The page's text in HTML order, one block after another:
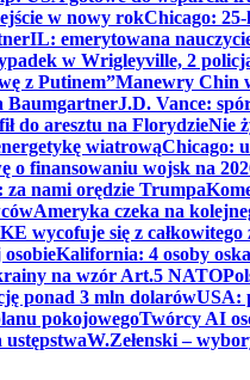
w nowy rokChicago:
IL: emerytowana
w Wrigleyville, 2
z Putinem”Manewry Chin
BaumgartnerJ.D. Vance:
do aresztu na FlorydzieNie
wiatrowąChicago:
o finansowaniu wojsk na
za nami orędzie Trumpa
Ameryka czeka na
KE wycofuje się z
Kalifornia: 4 osoby
na wzór Art.5 NATO
ponad 3 mln dolarówUSA:
pokojowegoTwórcy AI
ustępstwaW.Zełenski –